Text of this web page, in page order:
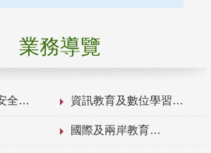
業務導覽
全 資訊教育及數位學習
國際及兩岸教育